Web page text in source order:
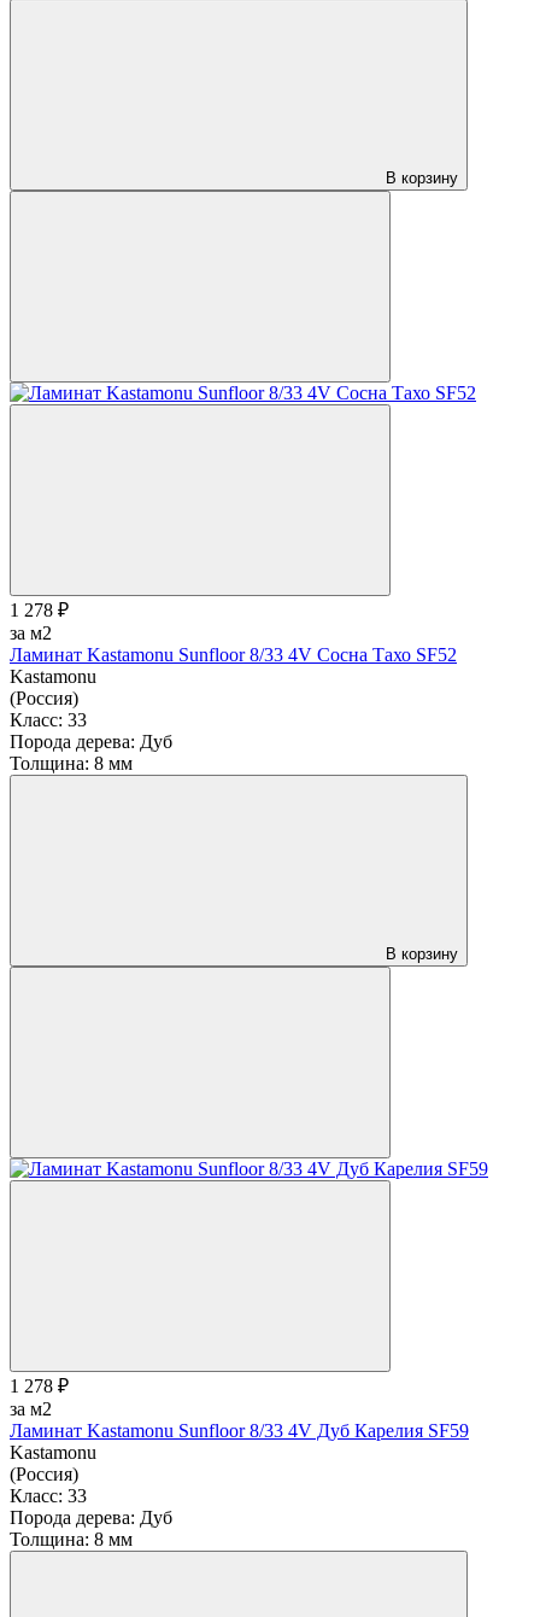
В корзину
1 278 ₽
за м2
Ламинат Kastamonu Sunfloor 8/33 4V Сосна Тахо SF52
Kastamonu
(Россия)
Класс: 33
Порода дерева: Дуб
Толщина: 8 мм
В корзину
1 278 ₽
за м2
Ламинат Kastamonu Sunfloor 8/33 4V Дуб Карелия SF59
Kastamonu
(Россия)
Класс: 33
Порода дерева: Дуб
Толщина: 8 мм